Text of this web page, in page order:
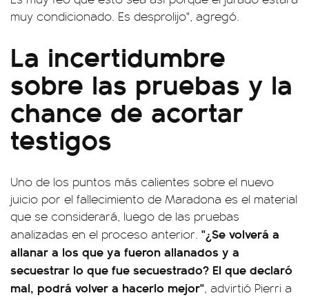
muy condicionado. Es desprolijo", agregó.
La incertidumbre
sobre las pruebas y la
chance de acortar
testigos
Uno de los puntos más calientes sobre el nuevo
juicio por el fallecimiento de Maradona es el material
que se considerará, luego de las pruebas
analizadas en el proceso anterior. "¿Se volverá a
allanar a los que ya fueron allanados y a
secuestrar lo que fue secuestrado? El que declaró
mal, podrá volver a hacerlo mejor", advirtió Pierri a